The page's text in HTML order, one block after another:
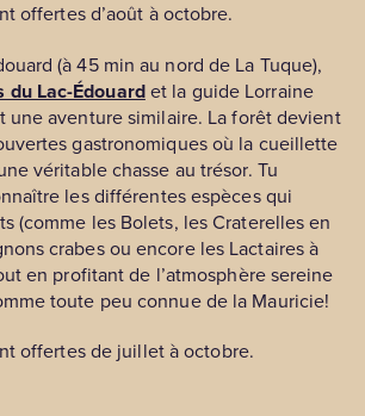
offertes d’août à octobre.
(à 45 min au nord de La Tuque),
du Lac-Édouardet la guide Lorraine
une aventure similaire. La forêt devient
gastronomiques où la cueillette
véritable chasse au trésor. Tu
les différentes espèces qui
(comme les Bolets, les Craterelles en
crabes ou encore les Lactaires à
en profitant de l’atmosphère sereine
toute peu connue de la Mauricie!
offertes de juillet à octobre.